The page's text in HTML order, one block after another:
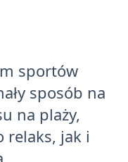
sportów
sposób na
na plaży,
relaks, jak i